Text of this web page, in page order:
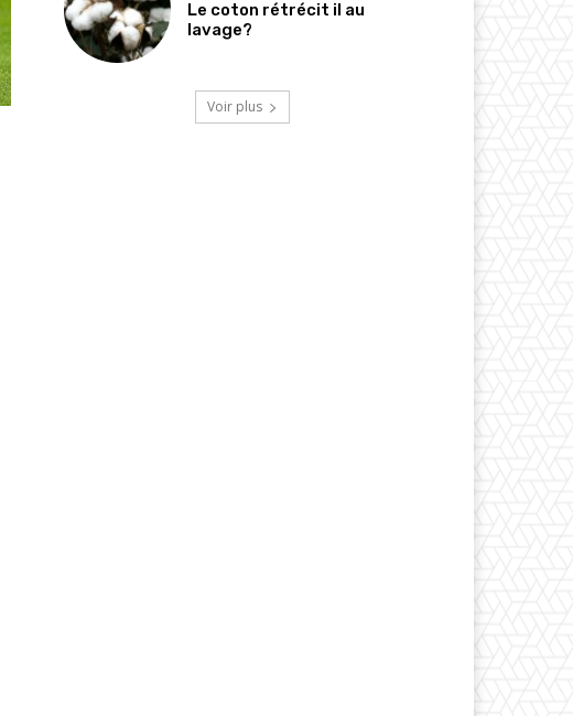
Le coton rétrécit il au
lavage?
Voir plus